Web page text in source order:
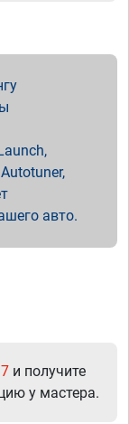
авто.
и получите
у мастера.